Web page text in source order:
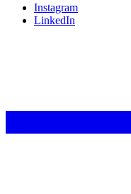
Instagram
LinkedIn